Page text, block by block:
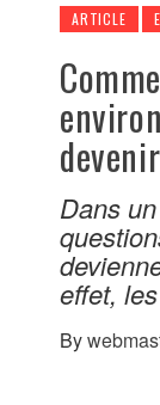
ARTICLE
Dans
effet, les
By